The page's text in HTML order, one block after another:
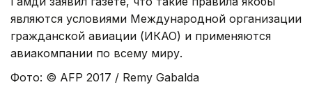
являются условиями Международной организации
гражданской авиации (ИКАО) и применяются
авиакомпании по всему миру.
Фото: © AFP 2017 / Remy Gabalda